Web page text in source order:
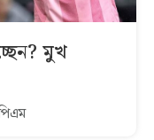
মুখ